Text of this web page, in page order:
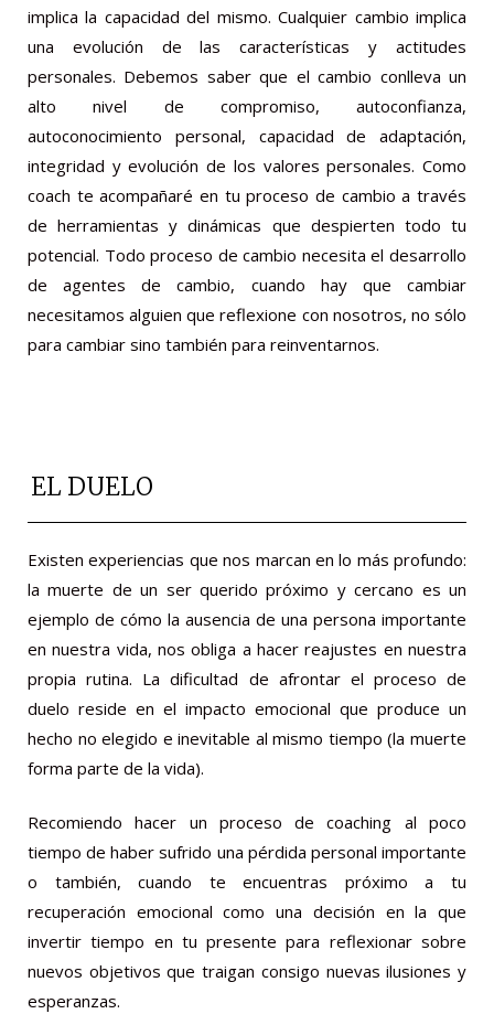
implica la capacidad del mismo. Cualquier cambio implica
una evolución de las características y actitudes
personales. Debemos saber que el cambio conlleva un
alto nivel de compromiso, autoconfianza,
autoconocimiento personal, capacidad de adaptación,
integridad y evolución de los valores personales. Como
coach te acompañaré en tu proceso de cambio a través
de herramientas y dinámicas que despierten todo tu
potencial. Todo proceso de cambio necesita el desarrollo
de agentes de cambio, cuando hay que cambiar
necesitamos alguien que reflexione con nosotros, no sólo
para cambiar sino también para reinventarnos.
EL DUELO
Existen experiencias que nos marcan en lo más profundo:
la muerte de un ser querido próximo y cercano es un
ejemplo de cómo la ausencia de una persona importante
en nuestra vida, nos obliga a hacer reajustes en nuestra
propia rutina. La dificultad de afrontar el proceso de
duelo reside en el impacto emocional que produce un
hecho no elegido e inevitable al mismo tiempo (la muerte
forma parte de la vida).
Recomiendo hacer un proceso de coaching al poco
tiempo de haber sufrido una pérdida personal importante
o también, cuando te encuentras próximo a tu
recuperación emocional como una decisión en la que
invertir tiempo en tu presente para reflexionar sobre
nuevos objetivos que traigan consigo nuevas ilusiones y
esperanzas.